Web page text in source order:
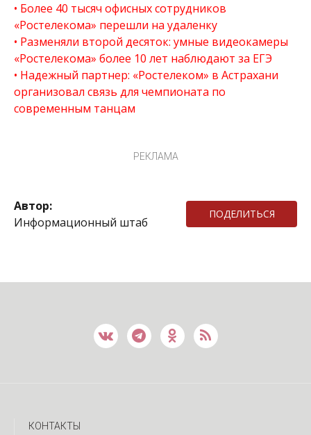
Более 40 тысяч офисных сотрудников
«Ростелекома» перешли на удаленку
Разменяли второй десяток: умные видеокамеры
«Ростелекома» более 10 лет наблюдают за ЕГЭ
Надежный партнер: «Ростелеком» в Астрахани
организовал связь для чемпионата по
современным танцам
РЕКЛАМА
Автор:
Информационный штаб
ПОДЕЛИТЬСЯ
КОНТАКТЫ